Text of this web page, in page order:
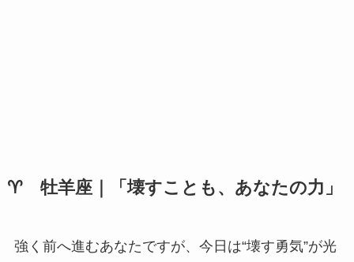
♈ 牡羊座｜「壊すことも、あなたの力」
強く前へ進むあなたですが、今日は“壊す勇気”が光